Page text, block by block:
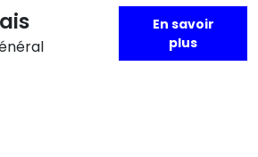
En savoir
plus